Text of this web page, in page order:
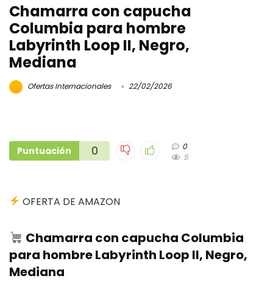
Chamarra con capucha
Columbia para hombre
Labyrinth Loop II, Negro,
Mediana
Ofertas Internacionales 22/02/2026
Puntuación 0
0
5
OFERTA DE AMAZON
Chamarra con capucha Columbia
para hombre Labyrinth Loop II, Negro,
Mediana